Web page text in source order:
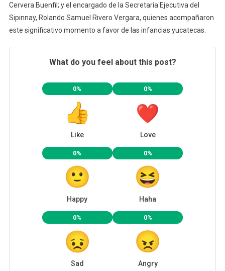
Cervera Buenfil; y el encargado de la Secretaría Ejecutiva del
Sipinnay, Rolando Samuel Rivero Vergara, quienes acompañaron
este significativo momento a favor de las infancias yucatecas.
What do you feel about this post?
0%
Like
0%
Love
0%
Happy
0%
Haha
0%
Sad
0%
Angry